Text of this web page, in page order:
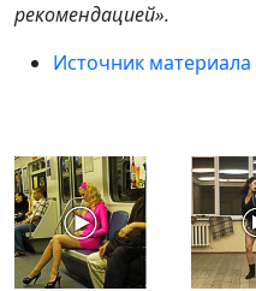
рекомендацией».
Источник материала